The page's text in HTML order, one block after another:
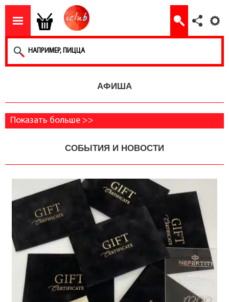
АФИША
Показать больше >>
СОБЫТИЯ И НОВОСТИ